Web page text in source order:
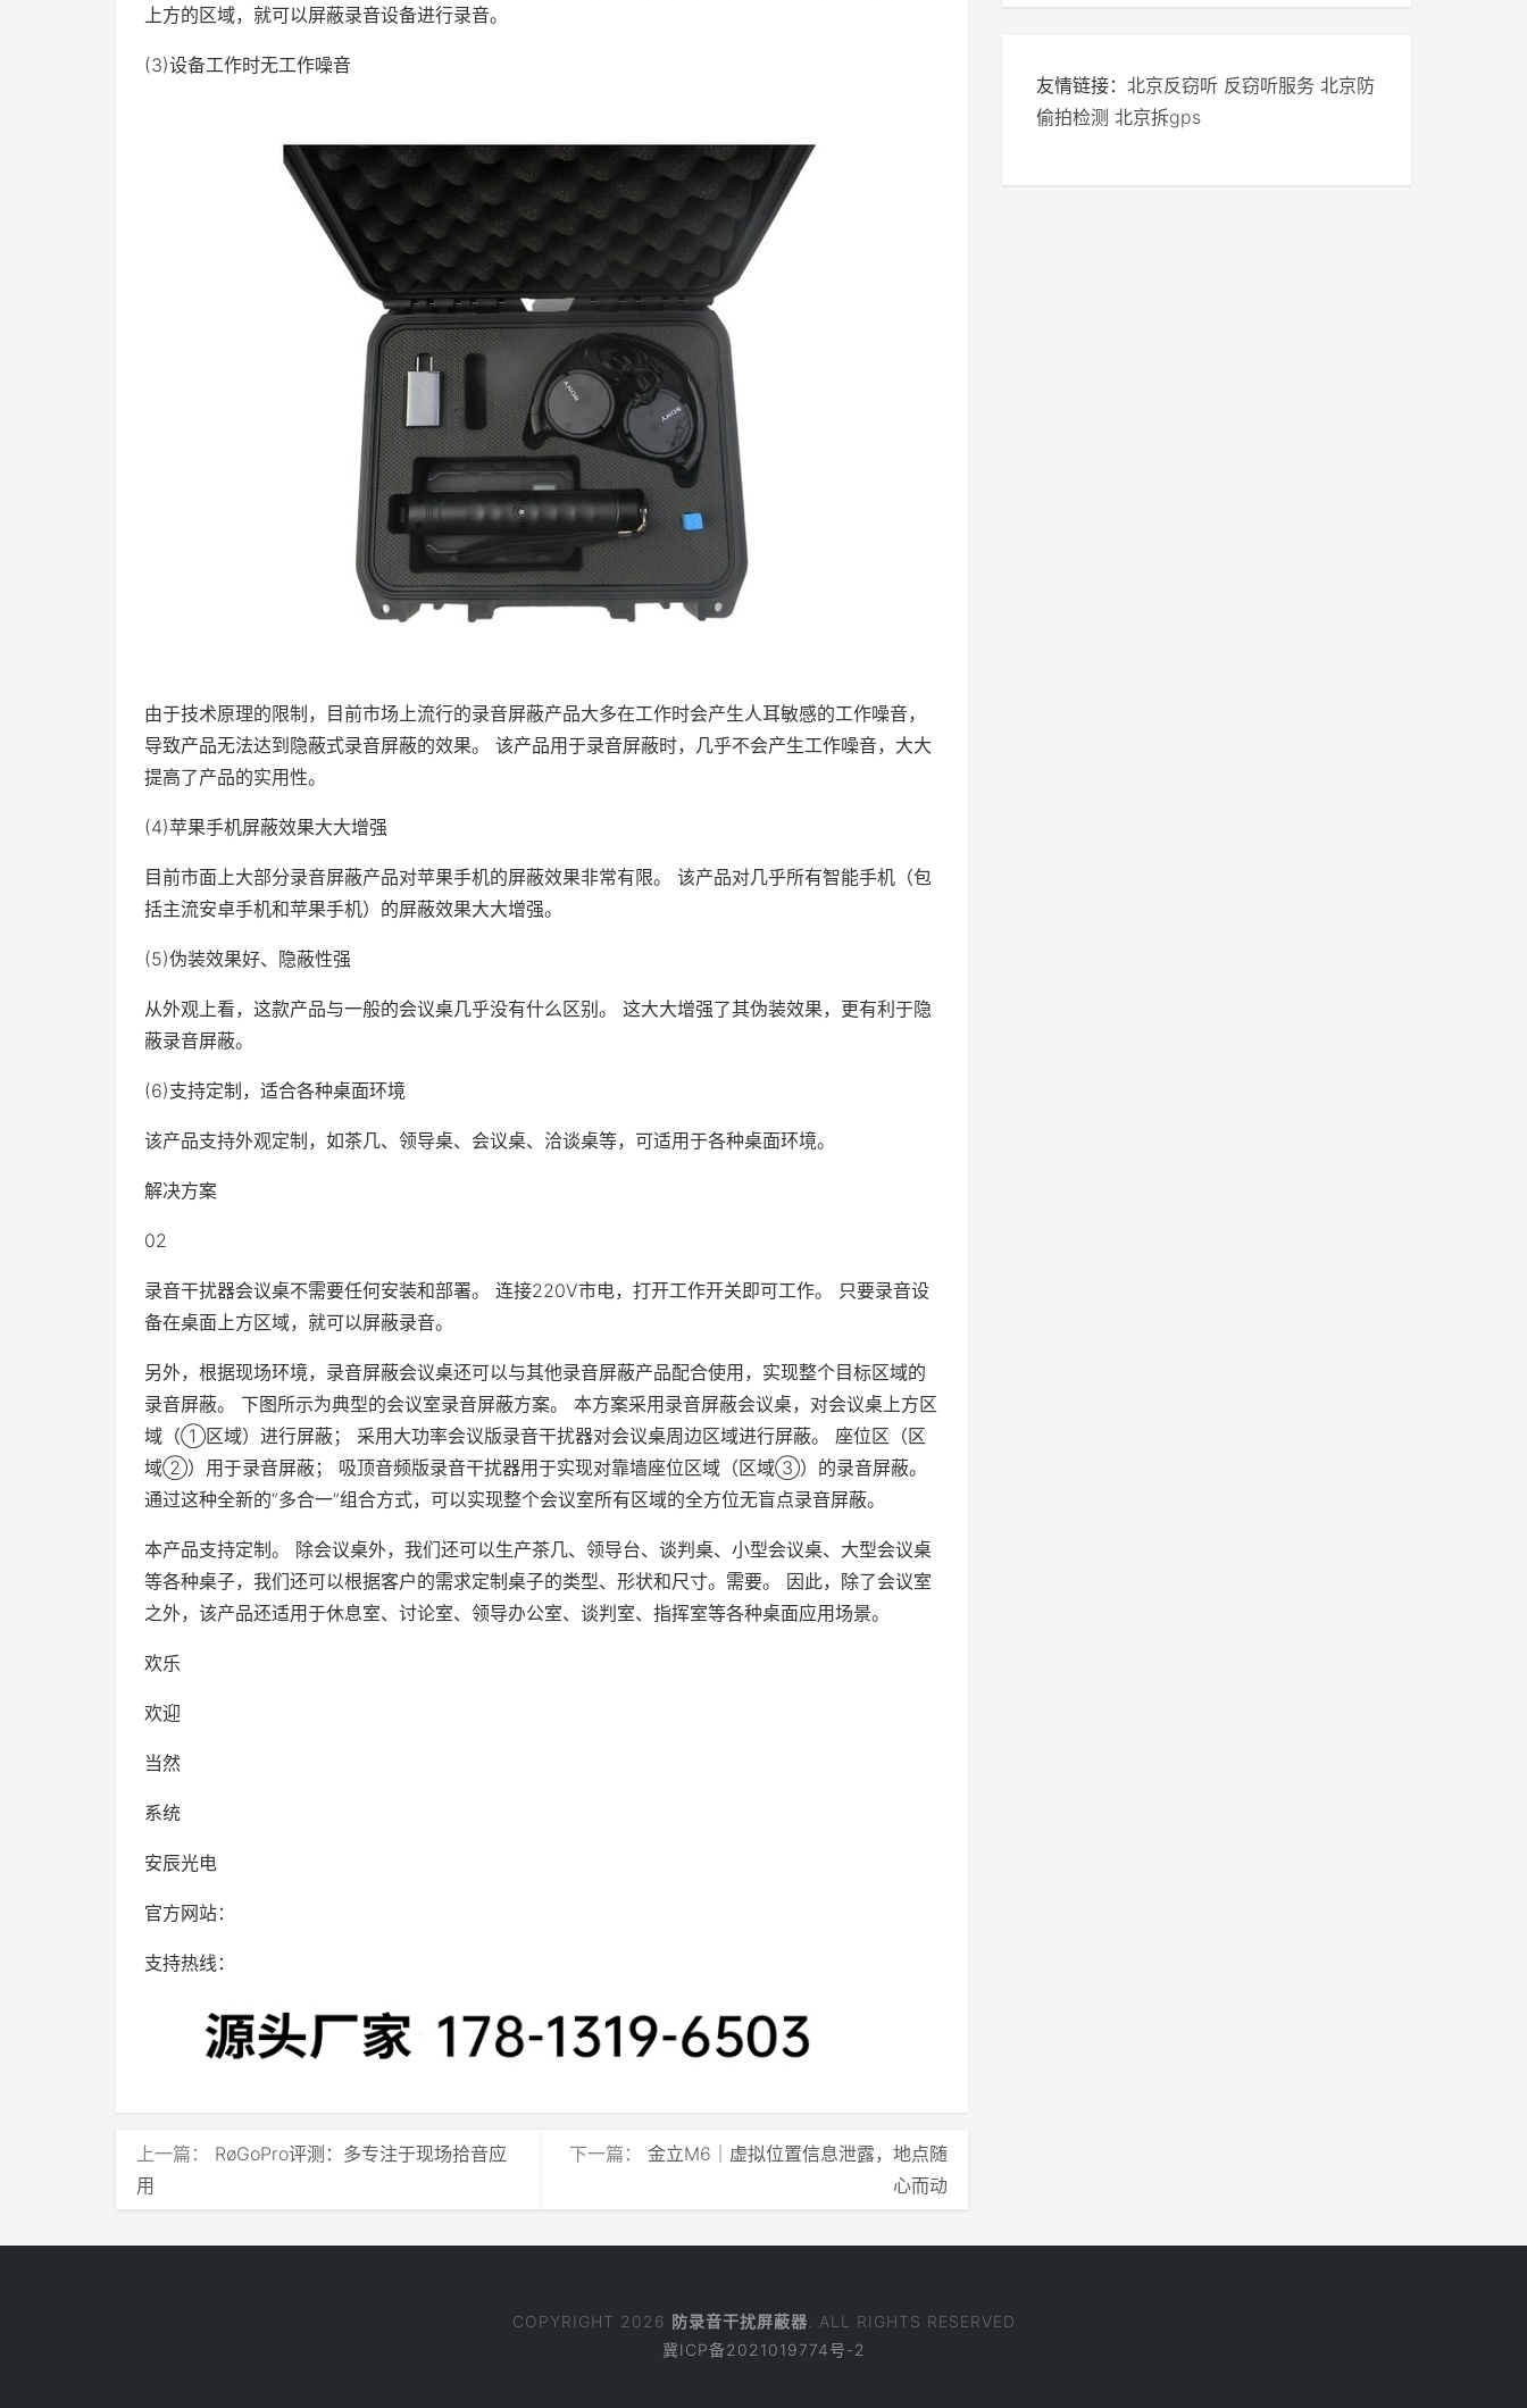
上方的区域，就可以屏蔽录音设备进行录音。
(3)设备工作时无工作噪音
由于技术原理的限制，目前市场上流行的录音屏蔽产品大多在工作时会产生人耳敏感的工作噪音，
导致产品无法达到隐蔽式录音屏蔽的效果。 该产品用于录音屏蔽时，几乎不会产生工作噪音，大大
提高了产品的实用性。
(4)苹果手机屏蔽效果大大增强
目前市面上大部分录音屏蔽产品对苹果手机的屏蔽效果非常有限。 该产品对几乎所有智能手机（包
括主流安卓手机和苹果手机）的屏蔽效果大大增强。
(5)伪装效果好、隐蔽性强
从外观上看，这款产品与一般的会议桌几乎没有什么区别。 这大大增强了其伪装效果，更有利于隐
蔽录音屏蔽。
(6)支持定制，适合各种桌面环境
该产品支持外观定制，如茶几、领导桌、会议桌、洽谈桌等，可适用于各种桌面环境。
解决方案
02
录音干扰器会议桌不需要任何安装和部署。 连接220V市电，打开工作开关即可工作。 只要录音设
备在桌面上方区域，就可以屏蔽录音。
另外，根据现场环境，录音屏蔽会议桌还可以与其他录音屏蔽产品配合使用，实现整个目标区域的
录音屏蔽。 下图所示为典型的会议室录音屏蔽方案。 本方案采用录音屏蔽会议桌，对会议桌上方区
域（①区域）进行屏蔽； 采用大功率会议版录音干扰器对会议桌周边区域进行屏蔽。 座位区（区
域②）用于录音屏蔽； 吸顶音频版录音干扰器用于实现对靠墙座位区域（区域③）的录音屏蔽。
通过这种全新的“多合一”组合方式，可以实现整个会议室所有区域的全方位无盲点录音屏蔽。
本产品支持定制。 除会议桌外，我们还可以生产茶几、领导台、谈判桌、小型会议桌、大型会议桌
等各种桌子，我们还可以根据客户的需求定制桌子的类型、形状和尺寸。需要。 因此，除了会议室
之外，该产品还适用于休息室、讨论室、领导办公室、谈判室、指挥室等各种桌面应用场景。
欢乐
欢迎
当然
系统
安辰光电
官方网站：
支持热线：
上一篇： RøGoPro评测：多专注于现场拾音应
用
下一篇： 金立M6｜虚拟位置信息泄露，地点随
心而动
友情链接： 北京反窃听 反窃听服务 北京防
偷拍检测 北京拆gps
COPYRIGHT 2026 防录音干扰屏蔽器 . ALL RIGHTS RESERVED
冀ICP备2021019774号-2